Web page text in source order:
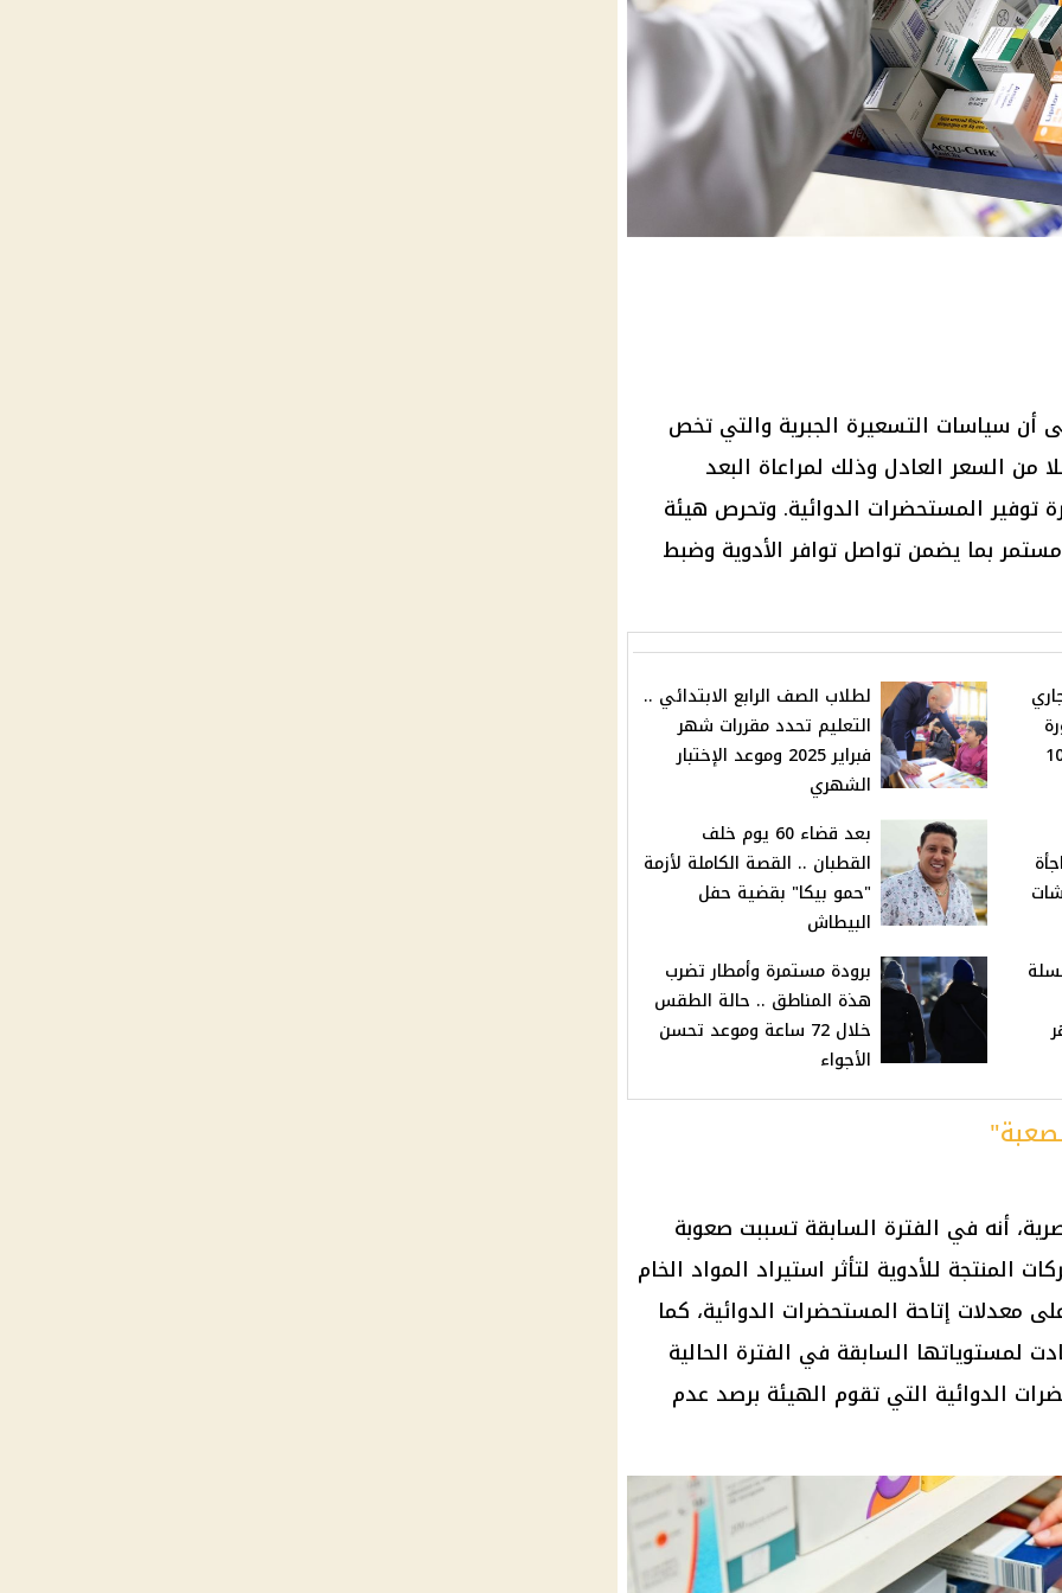
أن سياسات التسعيرة الجبرية والتي تخص
من السعر العادل وذلك لمراعاة البعد
توفيرالمستحضرات الدوائية. وتحرص هيئة
بما يضمن تواصل توافر الأدوية وضبط
من 100
لطلاب الصف الرابع الابتدائي ..
التعليم تحدد مقررات شهر
فبراير 2025 وموعد الإختبار
الشهري
بعد قضاء 60 يوم خلف
القطبان .. القصة الكاملة لأزمة
"حمو بيكا" بقضية حفل
البيطاش
برودة مستمرة وأمطار تضرب
هذة المناطق .. حالة الطقس
خلال 72 ساعة وموعد تحسن
الأجواء
، أنه في الفترة السابقة تسببت صعوبة
المنتجة للأدوية لتأثر استيراد المواد الخام
معدلات إتاحة المستحضرات الدوائية، كما
لمستوياتها السابقة في الفترة الحالية
الدوائية التي تقوم الهيئة برصد عدم